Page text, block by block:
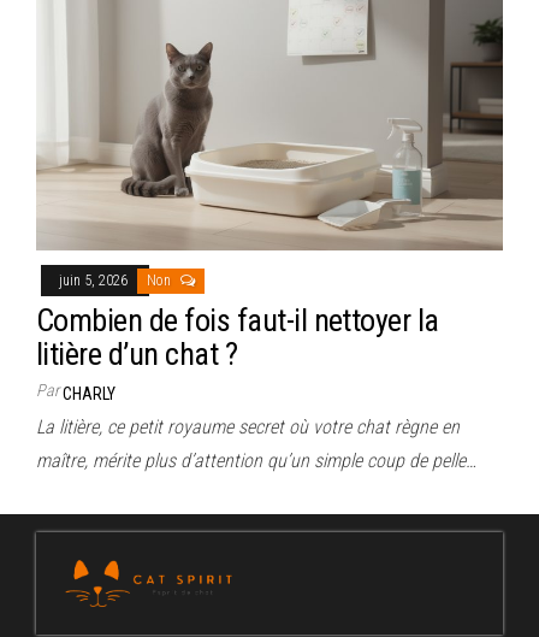
juin 5, 2026 Non
Combien de fois faut-il nettoyer la
litière d’un chat ?
ParCHARLY
La litière, ce petit royaume secret où votre chat règne en
maître, mérite plus d’attention qu’un simple coup de pelle…